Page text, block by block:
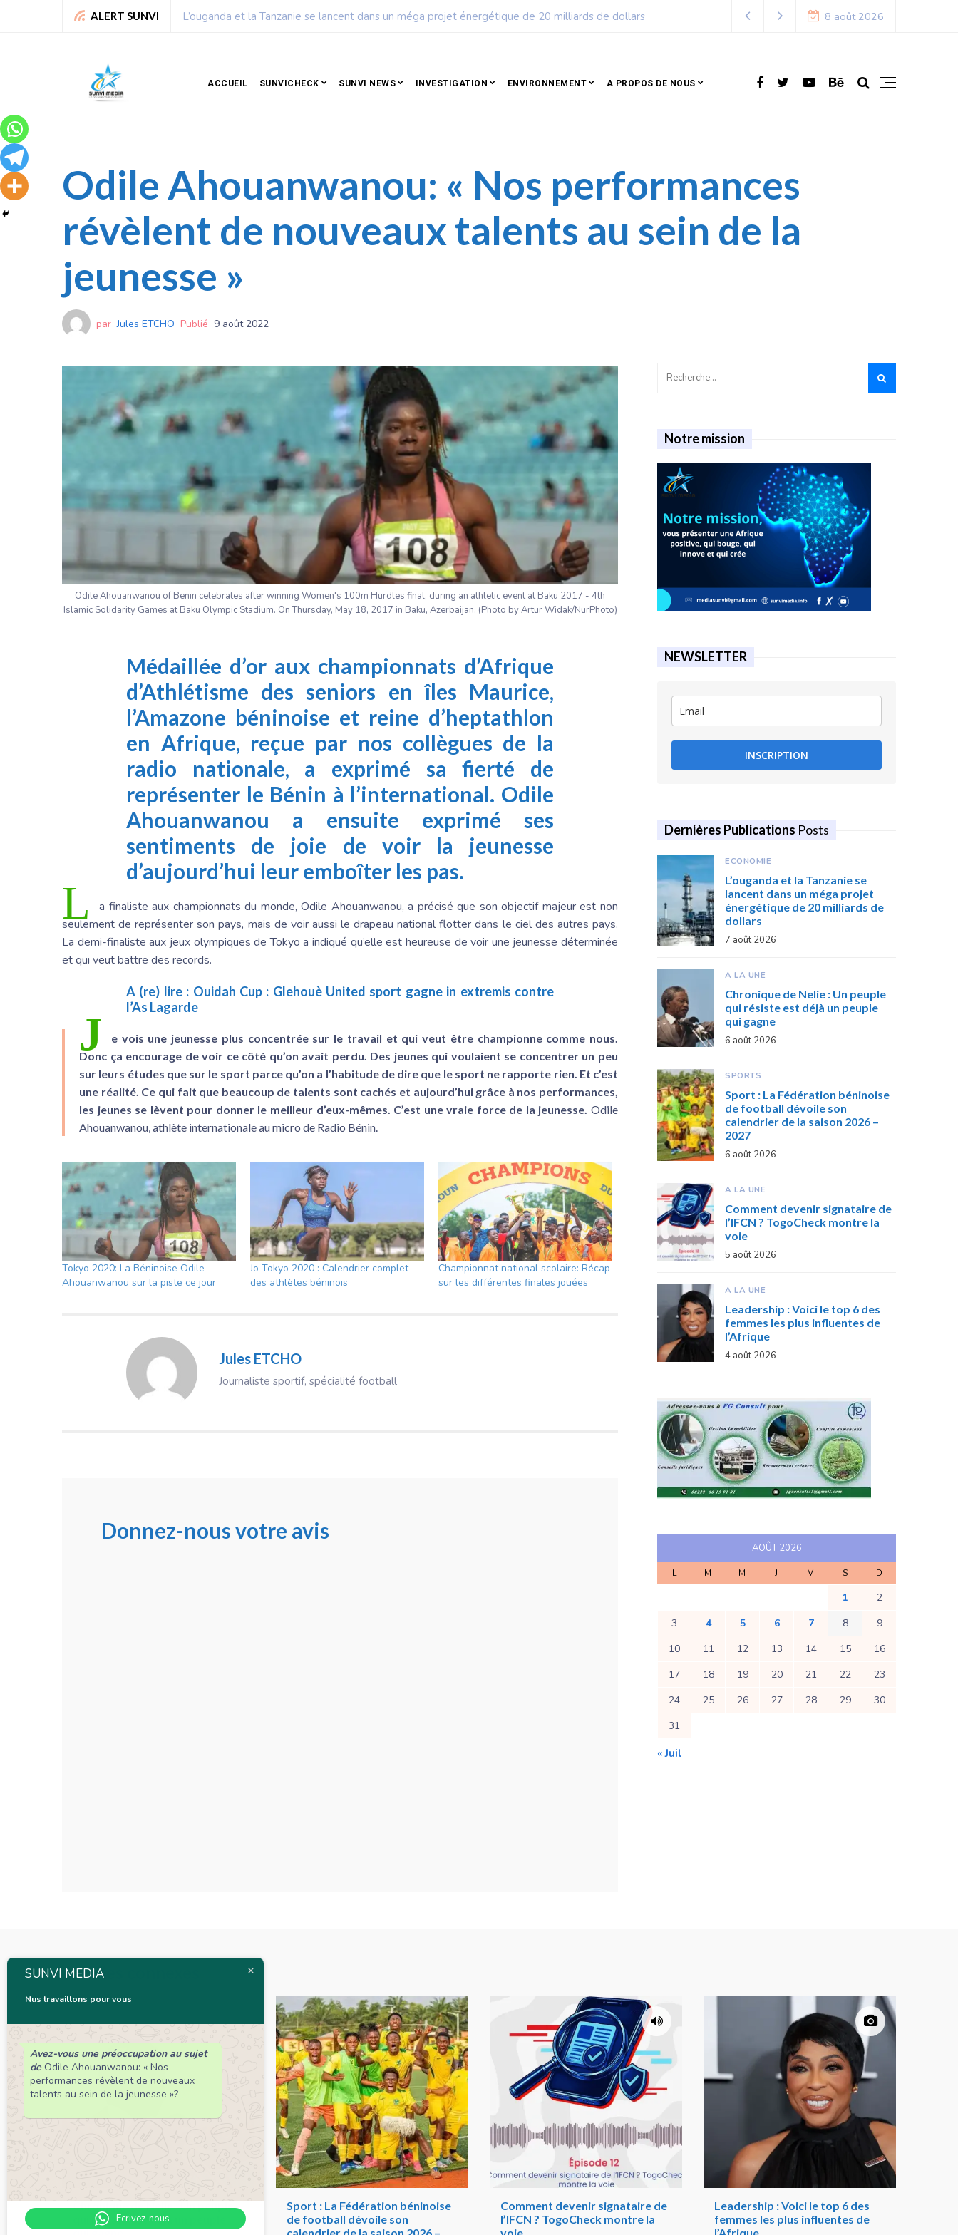
ALERT SUNVI
20 milliards de dollars Chronique de Nelie : Un peuple qui résiste est déjà un peuple qui gagne 8 août 2026
ACCUEIL SUNVICHECK SUNVI NEWS INVESTIGATION ENVIRONNEMENT A PROPOS DE NOUS
Odile Ahouanwanou: « Nos performances
révèlent de nouveaux talents au sein de la
jeunesse »
par Jules ETCHO Publié 9 août 2022
Odile Ahouanwanou of Benin celebrates after winning Women's 100m Hurdles final, during an athletic event at Baku 2017 - 4th
Islamic Solidarity Games at Baku Olympic Stadium. On Thursday, May 18, 2017 in Baku, Azerbaijan. (Photo by Artur Widak/NurPhoto)
Médaillée d’or aux championnats d’Afrique
d’Athlétisme des seniors en îles Maurice,
l’Amazone béninoise et reine d’heptathlon
en Afrique, reçue par nos collègues de la
radio nationale, a exprimé sa fierté de
représenter le Bénin à l’international. Odile
Ahouanwanou a ensuite exprimé ses
sentiments de joie de voir la jeunesse
d’aujourd’hui leur emboîter les pas.
L
a finaliste aux championnats du monde, Odile Ahouanwanou, a précisé que son objectif majeur est non
seulement de représenter son pays, mais de voir aussi le drapeau national flotter dans le ciel des autres pays.
La demi-finaliste aux jeux olympiques de Tokyo a indiqué qu’elle est heureuse de voir une jeunesse déterminée
et qui veut battre des records.
A (re) lire : Ouidah Cup : Glehouè United sport gagne in extremis contre
l’As Lagarde
J
e vois une jeunesse plus concentrée sur le travail et qui veut être championne comme nous.
Donc ça encourage de voir ce côté qu’on avait perdu. Des jeunes qui voulaient se concentrer un peu
sur leurs études que sur le sport parce qu’on a l’habitude de dire que le sport ne rapporte rien. Et c’est
une réalité. Ce qui fait que beaucoup de talents sont cachés et aujourd’hui grâce à nos performances,
les jeunes se lèvent pour donner le meilleur d’eux-mêmes. C’est une vraie force de la jeunesse. Odile
Ahouanwanou, athlète internationale au micro de Radio Bénin.
Tokyo 2020: La Béninoise Odile
Ahouanwanou sur la piste ce jour
Jo Tokyo 2020 : Calendrier complet
des athlètes béninois
Championnat national scolaire: Récap
sur les différentes finales jouées
Jules ETCHO
Journaliste sportif, spécialité football
Donnez-nous votre avis
Notre mission
NEWSLETTER
INSCRIPTION
Dernières Publications Posts
ECONOMIE
L’ouganda et la Tanzanie se
lancent dans un méga projet
énergétique de 20 milliards de
dollars
7 août 2026
A LA UNE
Chronique de Nelie : Un peuple
qui résiste est déjà un peuple
qui gagne
6 août 2026
SPORTS
Sport : La Fédération béninoise
de football dévoile son
calendrier de la saison 2026 –
2027
6 août 2026
A LA UNE
Comment devenir signataire de
l’IFCN ? TogoCheck montre la
voie
5 août 2026
A LA UNE
Leadership : Voici le top 6 des
femmes les plus influentes de
l’Afrique
4 août 2026
AOÛT 2026
L M M J V S D
1
2
3
4 5 6 7 8
9
10
11 12 13 14 15
16
17
18 19 20 21 22
23
24
25 26 27 28 29
30
31
« Juil
Articles connexes
Chronique de Nelie : Un peuple
qui résiste est déjà un peuple
qui gagne
Sport : La Fédération béninoise
de football dévoile son
calendrier de la saison 2026 –
Comment devenir signataire de
l’IFCN ? TogoCheck montre la
voie
Leadership : Voici le top 6 des
femmes les plus influentes de
l’Afrique
SUNVI MEDIA
Nus travaillons pour vous
Avez-vous une préoccupation au sujet
de Odile Ahouanwanou: « Nos
performances révèlent de nouveaux
talents au sein de la jeunesse »?
Ecrivez-nous